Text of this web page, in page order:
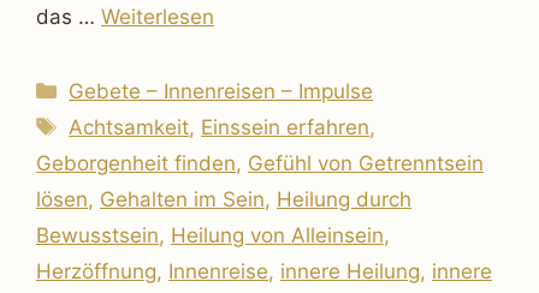
das … Weiterlesen
Kategorien
Gebete – Innenreisen – Impulse
Schlagwörter
Achtsamkeit, Einssein erfahren,
Geborgenheit finden, Gefühl von Getrenntsein
lösen, Gehalten im Sein, Heilung durch
Bewusstsein, Heilung von Alleinsein,
Herzöffnung, Innenreise, innere Heilung, innere